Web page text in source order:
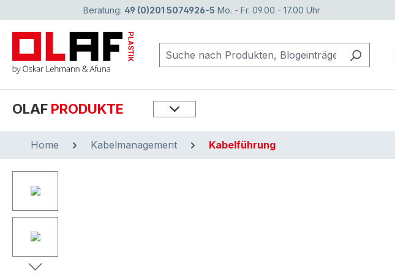
Zur Hauptnavigation springen
Beratung: 49 (0)201 5074926-5 Mo. - Fr. 09.00 - 17.00 Uhr
OLAF PRODUKTE
Home Kabelmanagement Kabelführung